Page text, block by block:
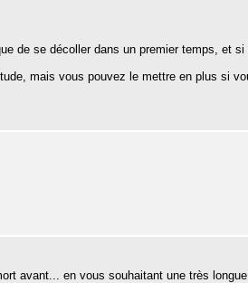
de se décoller dans un premier temps, et
mais vous pouvez le mettre en plus si
avant... en vous souhaitant une très longue